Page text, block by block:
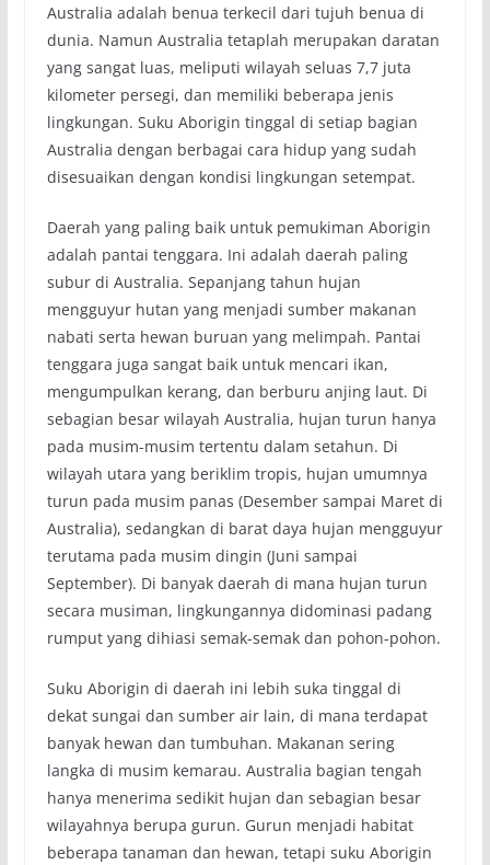
Australia adalah benua terkecil dari tujuh benua di
dunia. Namun Australia tetaplah merupakan daratan
yang sangat luas, meliputi wilayah seluas 7,7 juta
kilometer persegi, dan memiliki beberapa jenis
lingkungan. Suku Aborigin tinggal di setiap bagian
Australia dengan berbagai cara hidup yang sudah
disesuaikan dengan kondisi lingkungan setempat.
Daerah yang paling baik untuk pemukiman Aborigin
adalah pantai tenggara. Ini adalah daerah paling
subur di Australia. Sepanjang tahun hujan
mengguyur hutan yang menjadi sumber makanan
nabati serta hewan buruan yang melimpah. Pantai
tenggara juga sangat baik untuk mencari ikan,
mengumpulkan kerang, dan berburu anjing laut. Di
sebagian besar wilayah Australia, hujan turun hanya
pada musim-musim tertentu dalam setahun. Di
wilayah utara yang beriklim tropis, hujan umumnya
turun pada musim panas (Desember sampai Maret di
Australia), sedangkan di barat daya hujan mengguyur
terutama pada musim dingin (Juni sampai
September). Di banyak daerah di mana hujan turun
secara musiman, lingkungannya didominasi padang
rumput yang dihiasi semak-semak dan pohon-pohon.
Suku Aborigin di daerah ini lebih suka tinggal di
dekat sungai dan sumber air lain, di mana terdapat
banyak hewan dan tumbuhan. Makanan sering
langka di musim kemarau. Australia bagian tengah
hanya menerima sedikit hujan dan sebagian besar
wilayahnya berupa gurun. Gurun menjadi habitat
beberapa tanaman dan hewan, tetapi suku Aborigin